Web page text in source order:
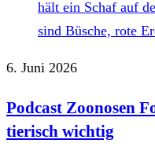
6. Juni 2026
Podcast Zoonosen
tierisch wichtig